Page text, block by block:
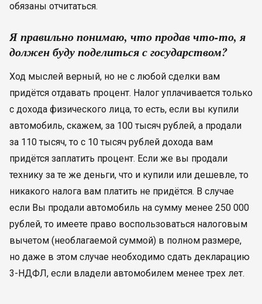
обязаны отчитаться.
Я правильно понимаю, что продав что-то, я
должен буду поделиться с государством?
Ход мыслей верный, но не с любой сделки вам
придётся отдавать процент. Налог уплачивается только
с дохода физического лица, то есть, если вы купили
автомобиль, скажем, за 100 тысяч рублей, а продали
за 110 тысяч, то с 10 тысяч рублей дохода вам
придётся заплатить процент. Если же вы продали
технику за те же деньги, что и купили или дешевле, то
никакого налога вам платить не придётся. В случае
если Вы продали автомобиль на сумму менее 250 000
рублей, то имеете право воспользоваться налоговым
вычетом (необлагаемой суммой) в полном размере,
но даже в этом случае необходимо сдать декларацию
3-НДФЛ, если владели автомобилем менее трех лет.